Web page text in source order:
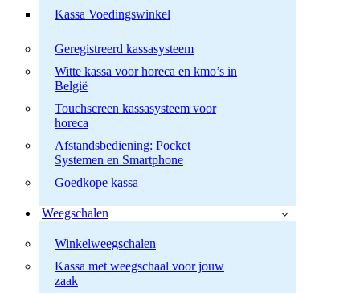
Kassa Voedingswinkel
Geregistreerd kassasysteem
Witte kassa voor horeca en kmo’s in
België
Touchscreen kassasysteem voor
horeca
Afstandsbediening: Pocket
Systemen en Smartphone
Goedkope kassa
Weegschalen
Winkelweegschalen
Kassa met weegschaal voor jouw
zaak